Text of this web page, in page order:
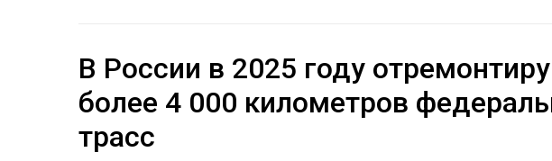
В России в 2025 году
более 4 000 километров
трасс